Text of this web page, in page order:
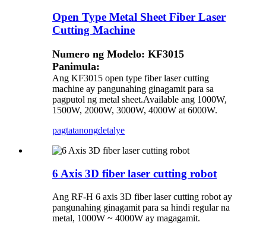
Open Type Metal Sheet Fiber Laser
Cutting Machine
Numero ng Modelo: KF3015
Panimula:
Ang KF3015 open type fiber laser cutting
machine ay pangunahing ginagamit para sa
pagputol ng metal sheet.Available ang 1000W,
1500W, 2000W, 3000W, 4000W at 6000W.
pagtatanongdetalye
6 Axis 3D fiber laser cutting robot
Ang RF-H 6 axis 3D fiber laser cutting robot ay
pangunahing ginagamit para sa hindi regular na
metal, 1000W ~ 4000W ay ​​magagamit.